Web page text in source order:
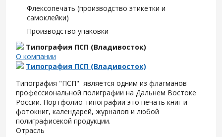
Флексопечать (производство этикетки и
самоклейки)
Производство упаковки
Типография ПСП (Владивосток)
О компании
Типография ПСП (Владивосток)
Типография "ПСП" является одним из флагманов
профессиональной полиграфии на Дальнем Востоке
России. Портфолио типографии это печать книг и
фотокниг, календарей, журналов и любой
полиграфисекой продукции.
Отрасль